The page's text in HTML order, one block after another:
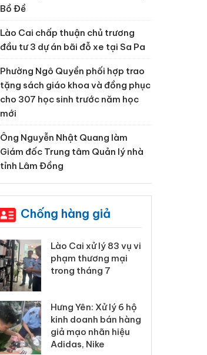
Bồ Đề
Lào Cai chấp thuận chủ trương
đầu tư 3 dự án bãi đỗ xe tại Sa Pa
Phường Ngô Quyền phối hợp trao
tặng sách giáo khoa và đồng phục
cho 307 học sinh trước năm học
mới
Ông Nguyễn Nhật Quang làm
Giám đốc Trung tâm Quản lý nhà
tỉnh Lâm Đồng
Chống hàng giả
Công an Thanh Hóa
tìm bị hại trong vụ
án sản xuất, buôn
Thanh Hóa: Tìm bị
hại trong vụ án buôn
bán bình sữa
Moyuum giả